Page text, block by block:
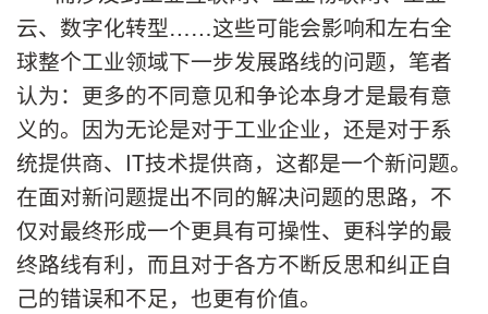
云、数字化转型……这些可能会影响和左右全
球整个工业领域下一步发展路线的问题，笔者
认为：更多的不同意见和争论本身才是最有意
义的。因为无论是对于工业企业，还是对于系
统提供商、IT技术提供商，这都是一个新问题。
在面对新问题提出不同的解决问题的思路，不
仅对最终形成一个更具有可操性、更科学的最
终路线有利，而且对于各方不断反思和纠正自
己的错误和不足，也更有价值。